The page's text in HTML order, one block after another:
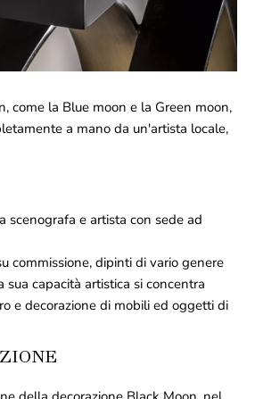
come la Blue moon e la Green moon,
a mano da un'artista locale,
scenografa e artista con sede ad
commissione, dipinti di vario genere
capacità artistica si concentra
e decorazione di mobili ed oggetti di